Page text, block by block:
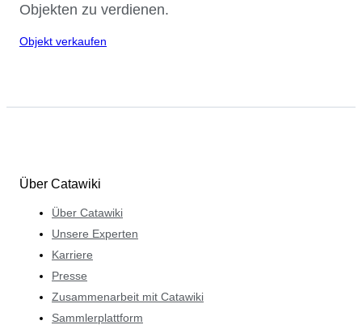
Objekten zu verdienen.
Objekt verkaufen
Über Catawiki
Über Catawiki
Unsere Experten
Karriere
Presse
Zusammenarbeit mit Catawiki
Sammlerplattform